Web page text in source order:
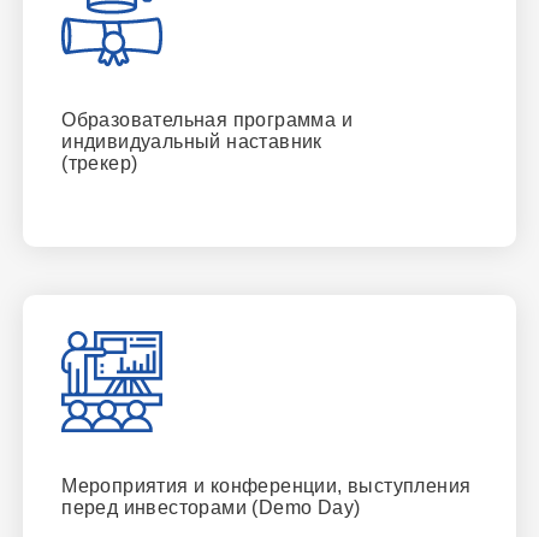
Образовательная программа и
индивидуальный наставник
(трекер)
Мероприятия и конференции, выступления
перед инвесторами (Demo Day)